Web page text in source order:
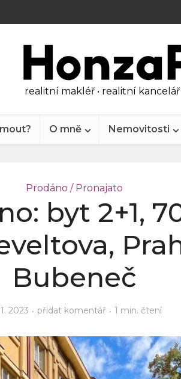
realitní makléř • realitní
O mně Nemovitosti
Prodáno / Pronajato
byt 2+1,
Bubeneč
2023 přidat komentář 1 min. čtení